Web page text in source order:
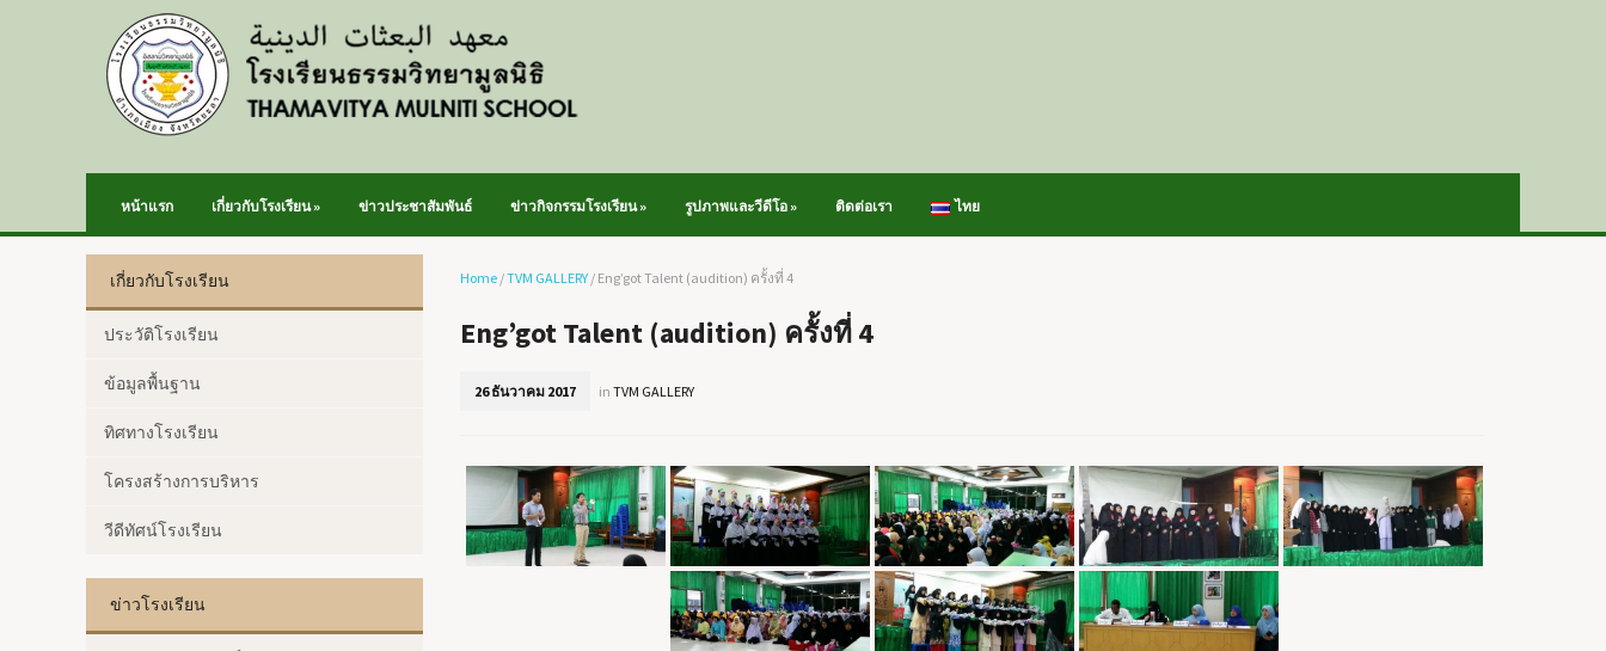
หน้าแรก เกี่ยวกับโรงเรียน» ข่าวประชาสัมพันธ์ ข่าวกิจกรรมโรงเรียน» รูปภาพและวีดีโอ » ติดต่อเรา ไทย
Home /TVM GALLERY / Eng’got Talent (audition) ครั้งที่ 4
Eng’got Talent (audition) ครั้งที่ 4
26 ธันวาคม 2017 in TVM GALLERY
เกี่ยวกับโรงเรียน
ประวัติโรงเรียน
ข้อมูลพื้นฐาน
ทิศทางโรงเรียน
โครงสร้างการบริหาร
วีดีทัศน์โรงเรียน
ข่าวโรงเรียน